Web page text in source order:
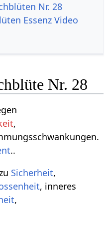
Nr. 28
Essenz Video
Nr. 28
,
..
Sicherheit,
, inneres
,